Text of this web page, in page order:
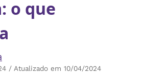
o que
/ Atualizado em 10/04/2024